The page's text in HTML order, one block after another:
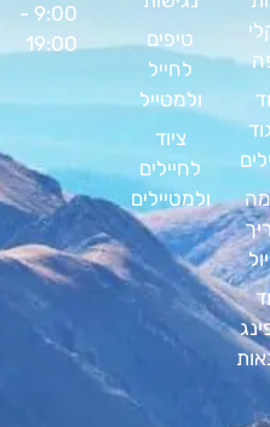
טיפים
לחייל
ולמטייל
לחיילים
ולמטיילים
9:00 -
19:00